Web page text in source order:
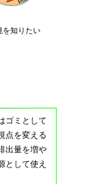
を知りたい
ゴミとして
点を変える
出量を増や
として使え